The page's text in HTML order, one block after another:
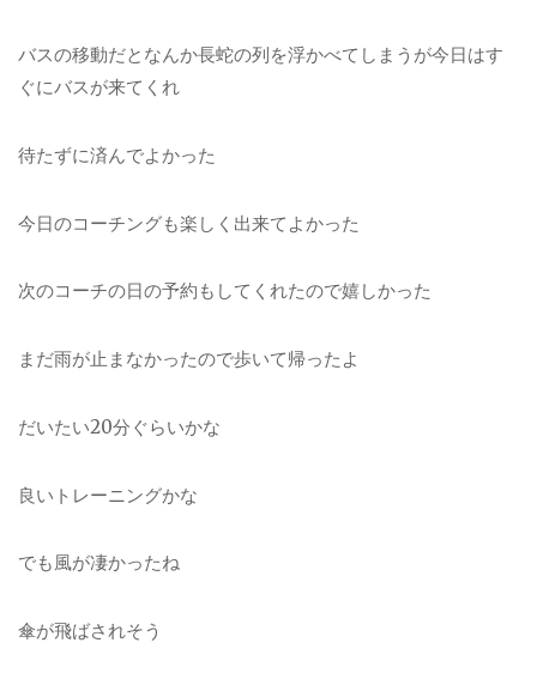
バスの移動だとなんか長蛇の列を浮かべてしまうが今日はす
ぐにバスが来てくれ
待たずに済んでよかった
今日のコーチングも楽しく出来てよかった
次のコーチの日の予約もしてくれたので嬉しかった
まだ雨が止まなかったので歩いて帰ったよ
だいたい20分ぐらいかな
良いトレーニングかな
でも風が凄かったね
傘が飛ばされそう